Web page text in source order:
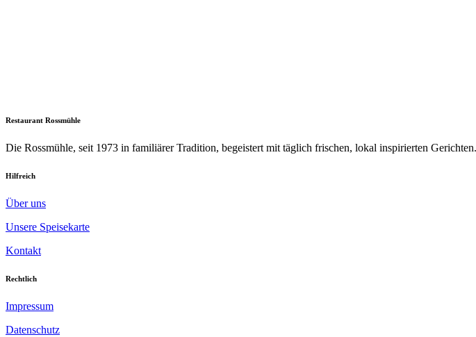
Restaurant Rossmühle
Die Rossmühle, seit 1973 in familiärer Tradition, begeistert mit täglich frischen, lokal inspirierten
Hilfreich
Über uns
Unsere Speisekarte
Kontakt
Rechtlich
Impressum
Datenschutz